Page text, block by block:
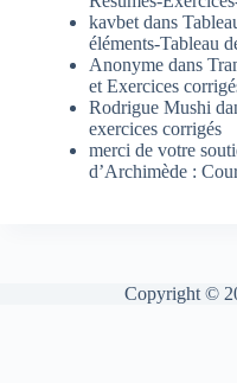
kavbet dans
éléments-Tableau
Anonyme dans
et Exercices
Rodrigue Mushi
exercices corrigés
merci de votre
d’Archimède :
Copyright ©